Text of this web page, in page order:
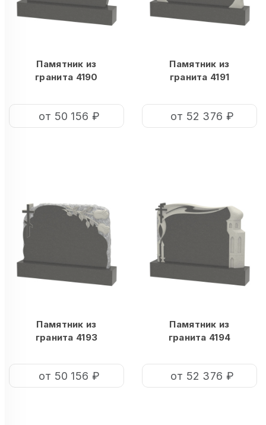
Памятник из
гранита 4190
от 50 156 ₽
Памятник из
гранита 4191
от 52 376 ₽
Памятник из
гранита 4193
от 50 156 ₽
Памятник из
гранита 4194
от 52 376 ₽